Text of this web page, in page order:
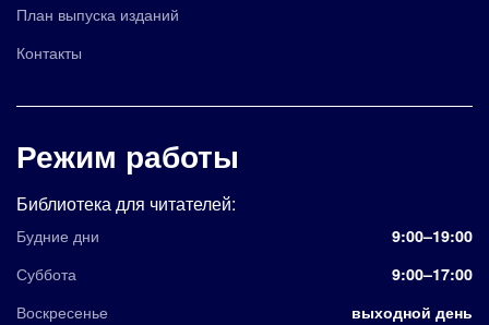
План выпуска изданий
Контакты
Режим работы
Библиотека для читателей:
Будние дни 9:00–19:00
Суббота 9:00–17:00
Воскресенье выходной день